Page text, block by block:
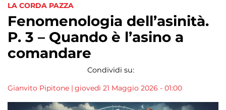
LA CORDA PAZZA
Fenomenologia dell’asinità.
P. 3 – Quando è l’asino a
comandare
Condividi su:
Gianvito Pipitone | giovedì 21 Maggio 2026 - 01:00